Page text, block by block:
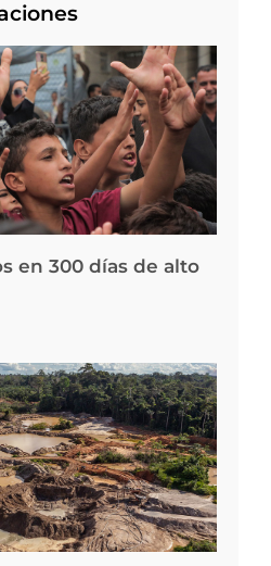
en 300 días de alto